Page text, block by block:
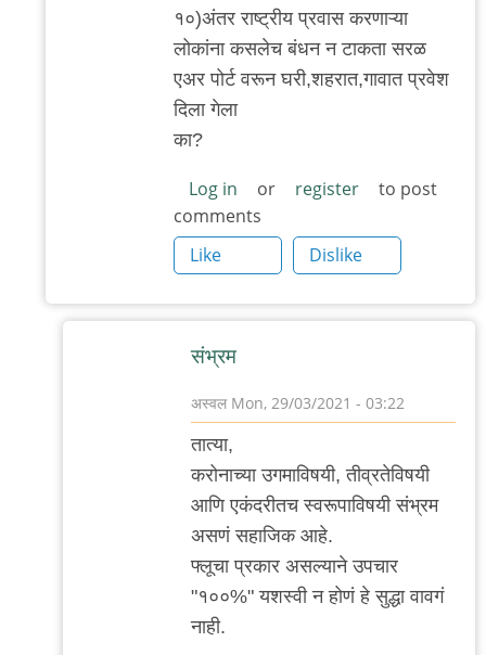
१०)अंतर राष्ट्रीय प्रवास करणाऱ्या
लोकांना कसलेच बंधन न टाकता सरळ
एअर पोर्ट वरून घरी,शहरात,गावात प्रवेश
दिला गेला
का?
Log in or register
to post
comments
Like
Dislike
संभ्रम
अस्वल Mon, 29/03/2021 - 03:22
In
reply
सामान्य
काय
गैरसमज
पसरविणार
तात्या,
करोनाच्या उगमाविषयी, तीव्रतेविषयी
आणि एकंदरीतच स्वरूपाविषयी संभ्रम
असणं सहाजिक आहे.
फ्लूचा प्रकार असल्याने उपचार
"१००%" यशस्वी न होणं हे सुद्धा वावगं
नाही.